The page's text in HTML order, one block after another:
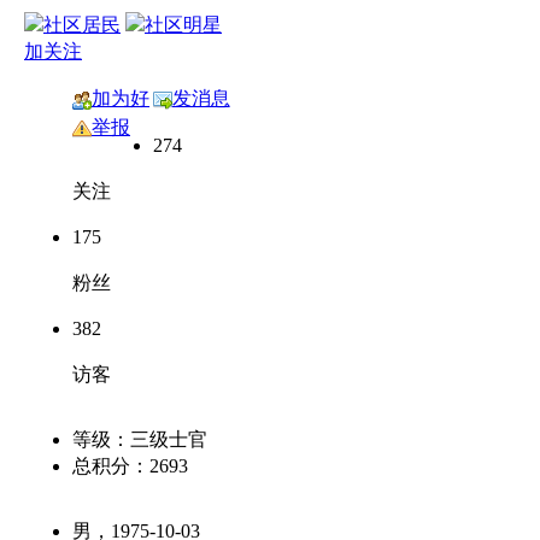
加关注
加为好
友
发消息
举报
274
关注
175
粉丝
382
访客
等级： 三级士官
总积分： 2693
男，1975-10-03